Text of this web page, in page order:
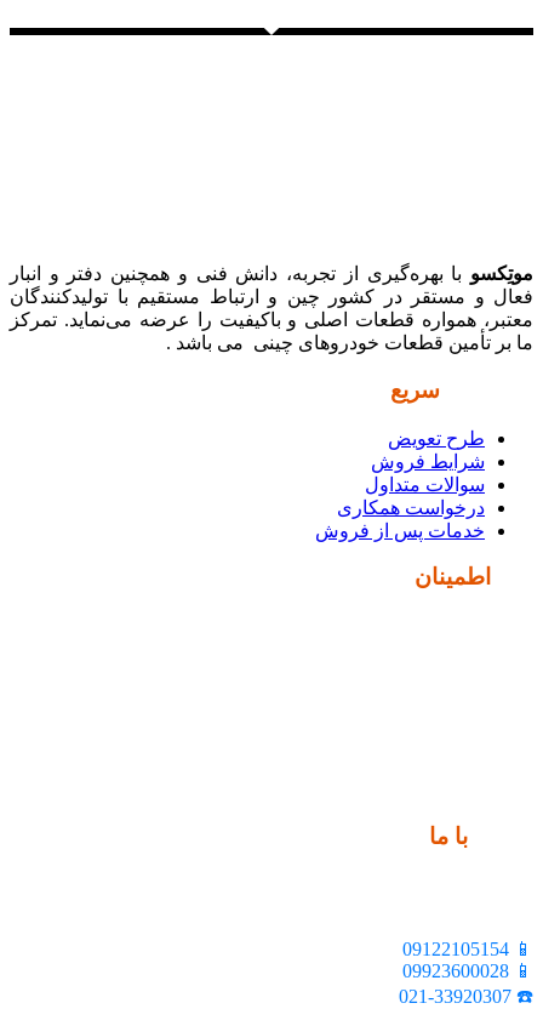
موتِکسو با بهره‌گیری از تجربه، دانش فنی و همچنین دفتر و انبار
فعال و مستقر در کشور چین و ارتباط مستقیم با تولیدکنندگان
معتبر، همواره قطعات اصلی و باکیفیت را عرضه می‌نماید. تمرکز
ما بر تأمین قطعات خودروهای چینی می باشد .
سریع
طرح تعویض
شرایط فروش
سوالات متداول
درخواست همکاری
خدمات پس از فروش
اطمینان
با ما
📱 09122105154
📱 09923600028
☎️ 021-33920307